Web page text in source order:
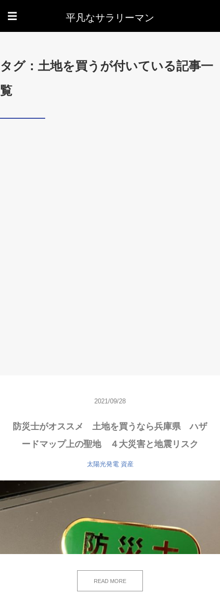
☰ 平凡なサラリーマン
タグ：土地を買うが付いている記事一
覧
2021/09/28
防災士がオススメ 土地を買うなら兵庫県 ハザ
ードマップ上の聖地 ４大災害と地震リスク
太陽光発電 資産
READ MORE